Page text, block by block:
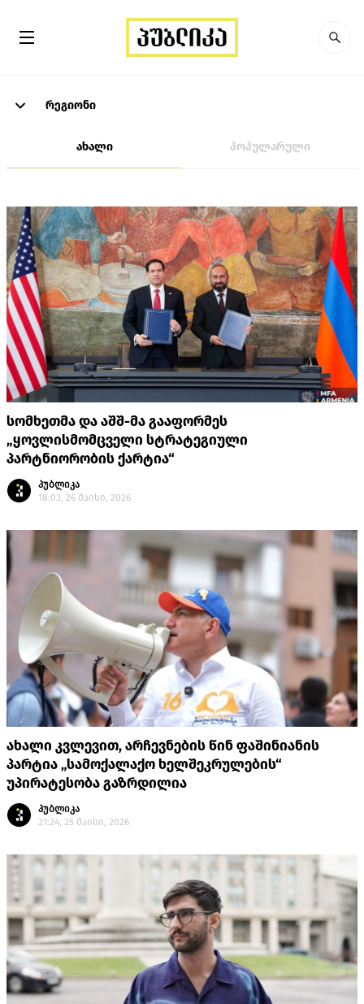
რეგიონი
ახალი პოპულარული
სომხეთმა და აშშ-მა გააფორმეს
„ყოვლისმომცველი სტრატეგიული
პარტნიორობის ქარტია“
პუბლიკა
18:03, 26 მაისი, 2026
ახალი კვლევით, არჩევნების წინ ფაშინიანის
პარტია „სამოქალაქო ხელშეკრულების“
უპირატესობა გაზრდილია
პუბლიკა
21:24, 25 მაისი, 2026